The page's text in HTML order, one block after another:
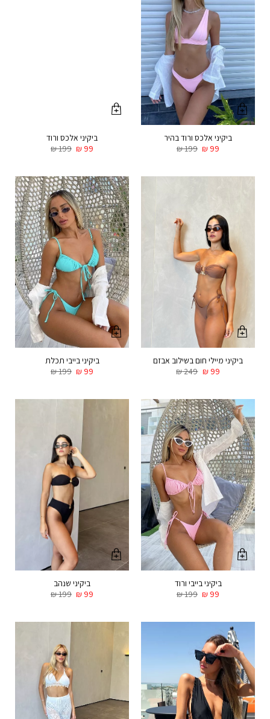
ביקיני אלכס ורוד בהיר
₪199 ₪ 99
ביקיני אלכס ורוד
₪199 ₪ 99
ביקיני מיילי חום בשילוב אבזם
₪249 ₪99
ביקיני בייבי תכלת
₪199 ₪ 99
ביקיני בייבי ורוד
₪199 ₪ 99
ביקיני שנהב
₪199 ₪ 99